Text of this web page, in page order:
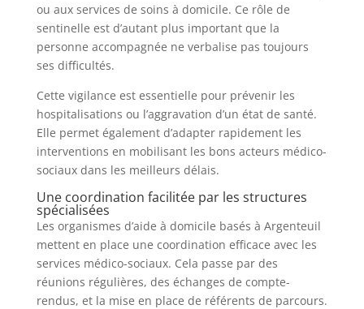
ou aux services de soins à domicile. Ce rôle de
sentinelle est d’autant plus important que la
personne accompagnée ne verbalise pas toujours
ses difficultés.
Cette vigilance est essentielle pour prévenir les
hospitalisations ou l’aggravation d’un état de santé.
Elle permet également d’adapter rapidement les
interventions en mobilisant les bons acteurs médico-
sociaux dans les meilleurs délais.
Une coordination facilitée par les structures
spécialisées
Les organismes d’aide à domicile basés à Argenteuil
mettent en place une coordination efficace avec les
services médico-sociaux. Cela passe par des
réunions régulières, des échanges de compte-
rendus, et la mise en place de référents de parcours.